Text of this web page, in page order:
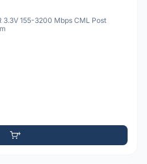
155-3200 Mbps CML Post